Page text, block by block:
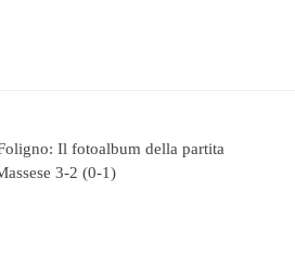
Il fotoalbum della partita
3-2 (0-1)